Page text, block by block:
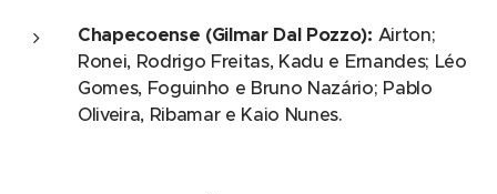
Chapecoense (Gilmar Dal Pozzo): Airton;
Ronei, Rodrigo Freitas, Kadu e Ernandes; Léo
Gomes, Foguinho e Bruno Nazário; Pablo
Oliveira, Ribamar e Kaio Nunes.